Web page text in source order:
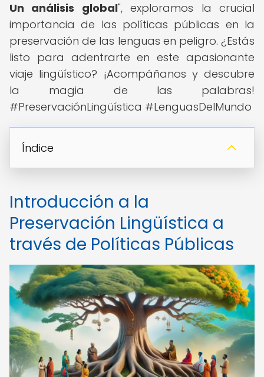
Un análisis global", exploramos la crucial
importancia de las políticas públicas en la
preservación de las lenguas en peligro. ¿Estás
listo para adentrarte en este apasionante
viaje lingüístico? ¡Acompáñanos y descubre
la magia de las palabras!
#PreservaciónLingüística #LenguasDelMundo
Índice
Introducción a la
Preservación Lingüística a
través de Políticas Públicas